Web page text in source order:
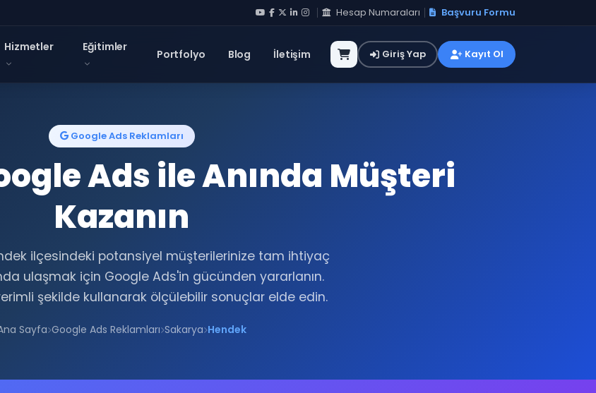
Hesap Numaraları Başvuru Formu
Hizmetler Eğitimler
Portfolyo Blog İletişim Giriş Yap Kayıt Ol
Google Ads Reklamları
Ads ile Anında Müşteri
Kazanın
ilçesindeki potansiyel müşterilerinize tam ihtiyaç
ulaşmak için Google Ads'in gücünden yararlanın.
şekilde kullanarak ölçülebilir sonuçlar elde edin.
Sayfa Google Ads Reklamları Sakarya Hendek